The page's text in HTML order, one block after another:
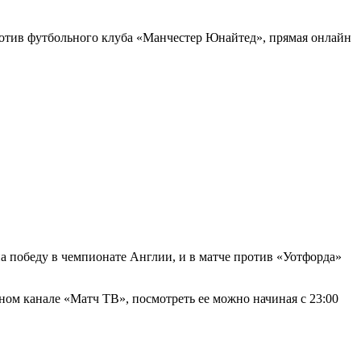
футбольного клуба «Манчестер Юнайтед», прямая онлайн
в чемпионате Англии, и в матче против «Уотфорда»
канале «Матч ТВ», посмотреть ее можно начиная с 23:00